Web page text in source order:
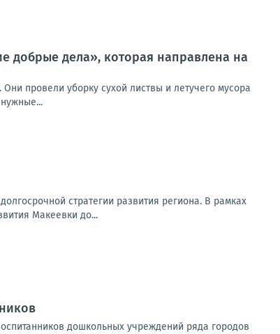
добрые дела», которая направлена на
провели уборку сухой листвы и летучего мусора
стратегии развития региона. В рамках
Макеевки до...
дошкольных учреждений ряда городов